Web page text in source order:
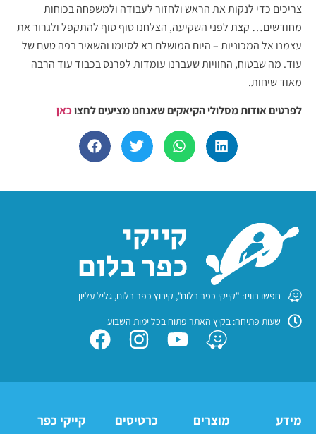
צריכים כדי לנקות את הראש ולחזור לעבודה ולמשפחה בכוחות
מחודשים… קצת לפני השקיעה, הצלחנו סוף סוף להתקפל ולגרור את
עצמנו אל המכוניות – היום המושלם בא לסיומו והשאיר בפה טעם של
עוד. מה שבטוח, החוויות שעברנו עומדות לפרנס בכבוד עוד הרבה
מאוד שיחות.
לפרטים אודות מסלולי הקיאקים שאנחנו מציעים לחצוכאן
מידע
מוצרים
כרטיסים
קייקי כפר
חפשו בוויז: "קייקי כפר בלום", קיבוץ כפר בלום, גליל עליון
שעות פתיחה: בקיץ האתר פתוח בכל ימות השבוע